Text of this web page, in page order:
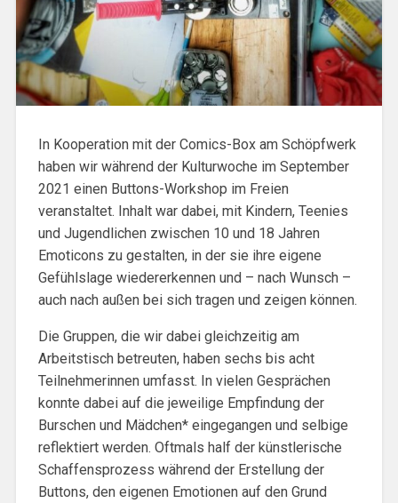
In Kooperation mit der Comics-Box am Schöpfwerk
haben wir während der Kulturwoche im September
2021 einen Buttons-Workshop im Freien
veranstaltet. Inhalt war dabei, mit Kindern, Teenies
und Jugendlichen zwischen 10 und 18 Jahren
Emoticons zu gestalten, in der sie ihre eigene
Gefühlslage wiedererkennen und – nach Wunsch –
auch nach außen bei sich tragen und zeigen können.
Die Gruppen, die wir dabei gleichzeitig am
Arbeitstisch betreuten, haben sechs bis acht
Teilnehmerinnen umfasst. In vielen Gesprächen
konnte dabei auf die jeweilige Empfindung der
Burschen und Mädchen* eingegangen und selbige
reflektiert werden. Oftmals half der künstlerische
Schaffensprozess während der Erstellung der
Buttons, den eigenen Emotionen auf den Grund